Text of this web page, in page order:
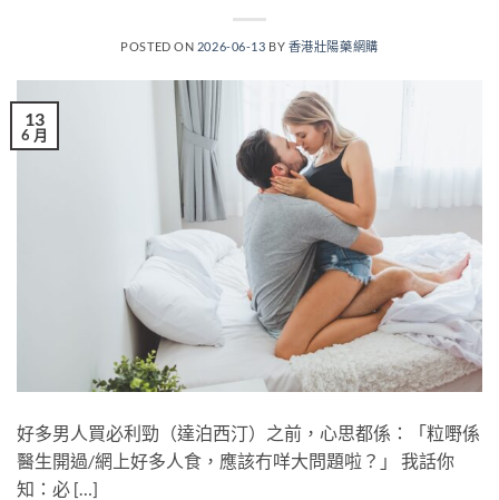
POSTED ON 2026-06-13 BY 香港壯陽藥網購
13
6 月
好多男人買必利勁（達泊西汀）之前，心思都係：「粒嘢係
醫生開過/網上好多人食，應該冇咩大問題啦？」 我話你
知：必 […]